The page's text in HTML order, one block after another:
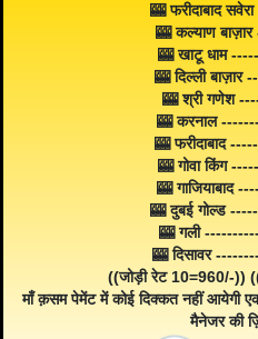
🎰 फरीदाबाद
🎰 कल्याण
🎰 खाटू धाम
🎰 दिल्ली
🎰 श्री गणेश
🎰 करनाल
🎰 फरीदाबाद
🎰 गोवा किंग
🎰 गाजियाबाद
🎰 दुबई गोल्ड
🎰 गली
🎰 दिसावर
((जोड़ी रेट 10=960/-))
माँ क़सम पेमेंट में कोई दिक्कत नहीं आयेगी
मैनेजर की